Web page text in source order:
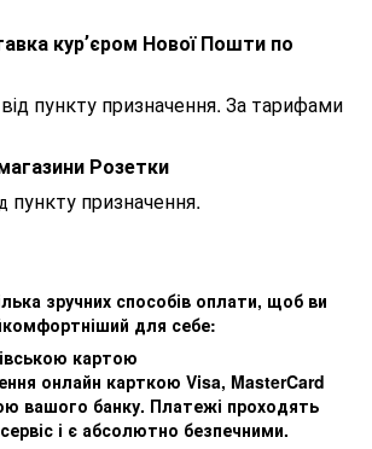
курʼєром Нової Пошти по
пункту призначення. За тарифами
Розетки
пункту призначення.
зручних способів оплати, щоб ви
для себе:
картою
онлайн карткою Visa, MasterCard
вашого банку. Платежі проходять
і є абсолютно безпечними.